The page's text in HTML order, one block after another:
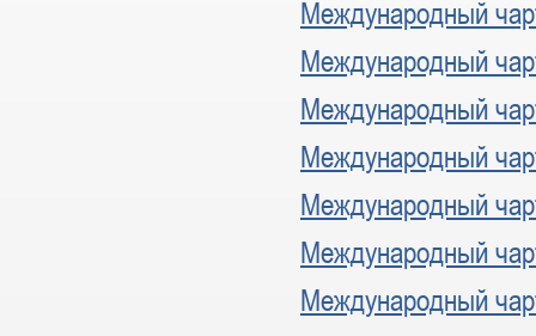
Международный
Международный
Международный
Международный
Международный
Международный
Международный